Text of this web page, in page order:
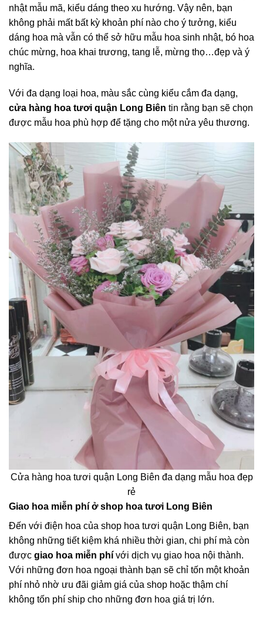
nhật mẫu mã, kiểu dáng theo xu hướng. Vậy nên, bạn
không phải mất bất kỳ khoản phí nào cho ý tưởng, kiểu
dáng hoa mà vẫn có thể sở hữu mẫu hoa sinh nhật, bó hoa
chúc mừng, hoa khai trương, tang lễ, mừng thọ…đẹp và ý
nghĩa.
Với đa dạng loại hoa, màu sắc cùng kiểu cắm đa dạng,
cửa hàng hoa tươi quận Long Biên tin rằng bạn sẽ chọn
được mẫu hoa phù hợp để tặng cho một nửa yêu thương.
Cửa hàng hoa tươi quận Long Biên đa dạng mẫu hoa đẹp
rẻ
Giao hoa miễn phí ở shop hoa tươi Long Biên
Đến với điện hoa của shop hoa tươi quận Long Biên, bạn
không những tiết kiệm khá nhiều thời gian, chi phí mà còn
được giao hoa miễn phí với dịch vụ giao hoa nội thành.
Với những đơn hoa ngoại thành bạn sẽ chỉ tốn một khoản
phí nhỏ nhờ ưu đãi giảm giá của shop hoặc thậm chí
không tốn phí ship cho những đơn hoa giá trị lớn.